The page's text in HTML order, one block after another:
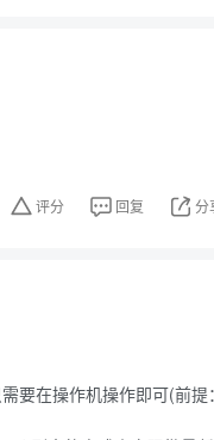
评分 回复 分
要在操作机操作即可(前提